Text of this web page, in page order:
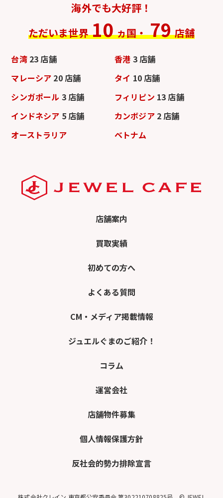
海外でも大好評！
ただいま世界 10 ヵ国・ 79 店舗
台湾 23 店舗 香港 3 店舗
マレーシア 20 店舗 タイ 10 店舗
シンガポール 3 店舗 フィリピン 13 店舗
インドネシア 5 店舗 カンボジア 2 店舗
オーストラリア
ベトナム
店舗案内
買取実績
初めての方へ
よくある質問
CM・メディア掲載情報
ジュエルぐまのご紹介！
コラム
運営会社
店舗物件募集
個人情報保護方針
反社会的勢力排除宣言